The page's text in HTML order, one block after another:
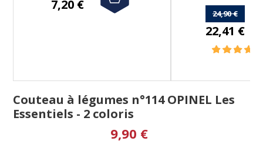
7,20 €
24,90 €
22,41 €
Couteau à légumes n°114 OPINEL Les
Essentiels - 2 coloris
9,90 €